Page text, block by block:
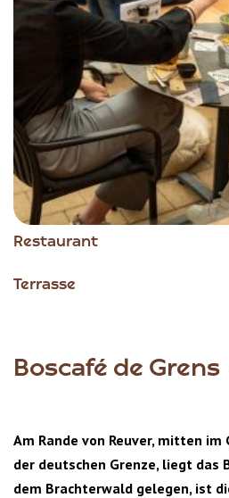
Restaurant
Terrasse
Item
of
Boscafé de Grens
Am Rande von Reuver, mitten
der deutschen Grenze, liegt das
dem Brachterwald gelegen, ist